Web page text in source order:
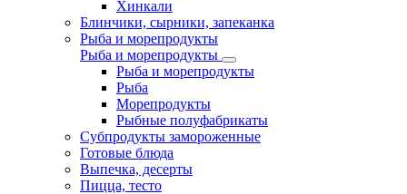
Хинкали
Блинчики, сырники, запеканка
Рыба и морепродукты
Рыба и морепродукты
Рыба и морепродукты
Рыба
Морепродукты
Рыбные полуфабрикаты
Субпродукты замороженные
Готовые блюда
Выпечка, десерты
Пицца, тесто